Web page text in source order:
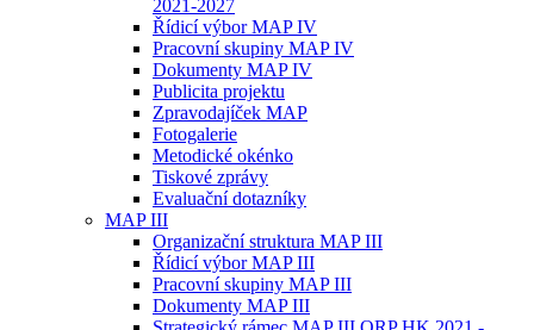
2021-2027
Řídicí výbor MAP IV
Pracovní skupiny MAP IV
Dokumenty MAP IV
Publicita projektu
Zpravodajíček MAP
Fotogalerie
Metodické okénko
Tiskové zprávy
Evaluační dotazníky
MAP III
Organizační struktura MAP III
Řídicí výbor MAP III
Pracovní skupiny MAP III
Dokumenty MAP III